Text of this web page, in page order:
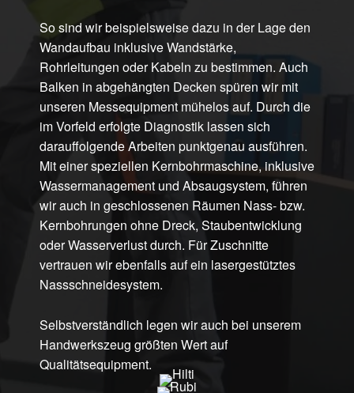
So sind wir beispielsweise dazu in der Lage den
Wandaufbau inklusive Wandstärke,
Rohrleitungen oder Kabeln zu bestimmen. Auch
Balken in abgehängten Decken spüren wir mit
unseren Messequipment mühelos auf. Durch die
im Vorfeld erfolgte Diagnostik lassen sich
darauffolgende Arbeiten punktgenau ausführen.
Mit einer speziellen Kernbohrmaschine, inklusive
Wassermanagement und Absaugsystem, führen
wir auch in geschlossenen Räumen Nass- bzw.
Kernbohrungen ohne Dreck, Staubentwicklung
oder Wasserverlust durch. Für Zuschnitte
vertrauen wir ebenfalls auf ein lasergestütztes
Nassschneidesystem.
Selbstverständlich legen wir auch bei unserem
Handwerkszeug größten Wert auf
Qualitätsequipment.